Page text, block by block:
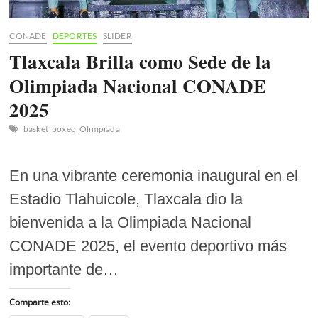
CONADE DEPORTES SLIDER
Tlaxcala Brilla como Sede de la
Olimpiada Nacional CONADE
2025
basket boxeo Olimpiada
En una vibrante ceremonia inaugural en el
Estadio Tlahuicole, Tlaxcala dio la
bienvenida a la Olimpiada Nacional
CONADE 2025, el evento deportivo más
importante de…
Comparte esto: